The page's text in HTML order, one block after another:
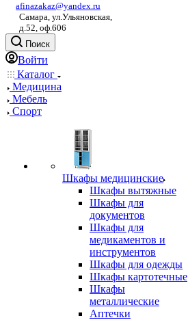
afinazakaz@yandex.ru
Самара, ул.Ульяновская,
д.52, оф.606
Поиск
Войти
Каталог
Медицина
Мебель
Спорт
Шкафы медицинские
Шкафы вытяжные
Шкафы для
документов
Шкафы для
медикаментов и
инструментов
Шкафы для одежды
Шкафы картотечные
Шкафы
металлические
Аптечки